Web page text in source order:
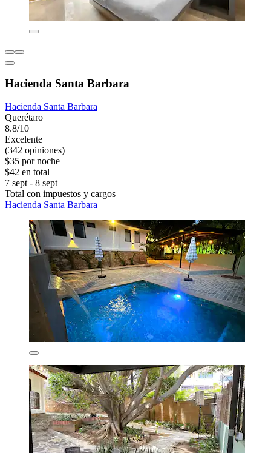
Hacienda Santa Barbara
Hacienda Santa Barbara
Querétaro
8.8/10
Excelente
(342 opiniones)
$35 por noche
$42 en total
7 sept - 8 sept
Total con impuestos y cargos
Hacienda Santa Barbara